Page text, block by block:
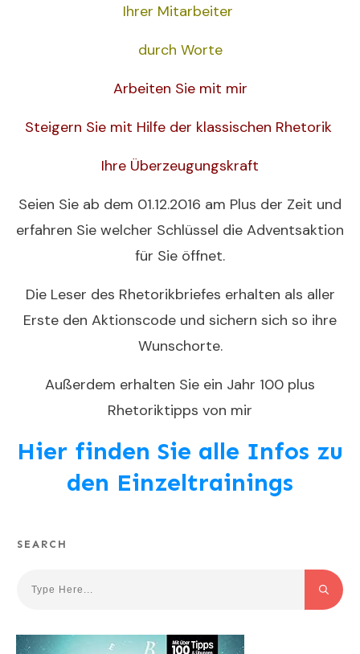
Ihrer Mitarbeiter
durch Worte
Arbeiten Sie mit mir
Steigern Sie mit Hilfe der klassischen Rhetorik
Ihre Überzeugungskraft
Seien Sie ab dem 01.12.2016 am Plus der Zeit und
erfahren Sie welcher Schlüssel die Adventsaktion
für Sie öffnet.
Die Leser des Rhetorikbriefes erhalten als aller
Erste den Aktionscode und sichern sich so ihre
Wunschorte.
Außerdem erhalten Sie ein Jahr 100 plus
Rhetoriktipps von mir
Hier finden Sie alle Infos zu
den Einzeltrainings
SEARCH